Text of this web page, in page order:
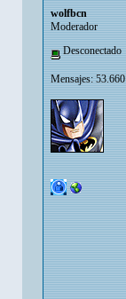
wolfbcn
Moderador
Desconectado
Mensajes: 53.660